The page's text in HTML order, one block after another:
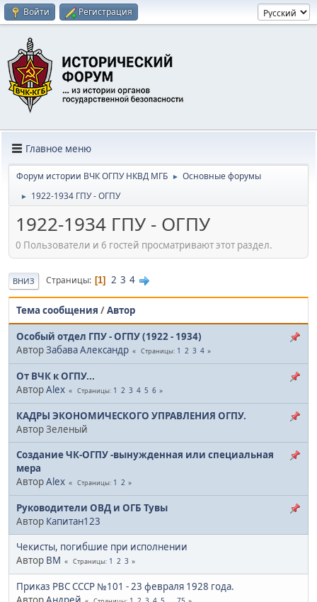
Войти Регистрация
Главное меню
Форум истории ВЧК ОГПУ НКВД МГБ ► Основные форумы
► 1922-1934 ГПУ - ОГПУ
1922-1934 ГПУ - ОГПУ
0 Пользователи и 6 гостей просматривают этот раздел.
ВНИЗ Страницы 1 2 3 4
Тема сообщения /Автор
Особый отдел ГПУ - ОГПУ (1922 - 1934)
АвторЗабава Александр Страницы 1 2 3 4
От ВЧК к ОГПУ...
АвторAlex Страницы 1 2 3 4 5 6
КАДРЫ ЭКОНОМИЧЕСКОГО УПРАВЛЕНИЯ ОГПУ.
Автор Зеленый
Создание ЧК-ОГПУ -вынужденная или специальная
мера
АвторAlex Страницы 1 2
Руководители ОВД и ОГБ Тувы
Автор Капитан123
Чекисты, погибшие при исполнении
Автор BM Страницы 1 2 3
Приказ РВС СССР №101 - 23 февраля 1928 года.